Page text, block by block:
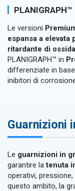
Le versioni
espansa a elevata
ritardante di
PLANIGRAPH™ in
differenziate in
inibitori di
Guarnizioni
Le guarnizioni in
garantire latenuta
operativi,
questo ambito, la